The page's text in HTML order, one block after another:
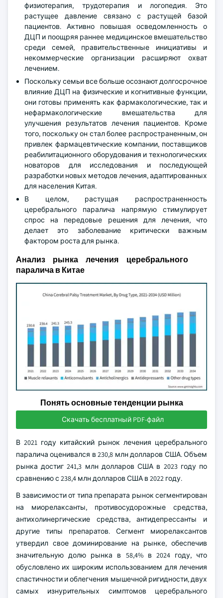
физиотерапия, трудотерапия и логопедия. Это
растущее давление связано с растущей базой
пациентов. Активно повышая осведомленность о
ДЦП и поощряя раннее медицинское вмешательство
среди семей, правительственные инициативы и
некоммерческие организации расширяют охват
лечением.
Поскольку семьи все больше осознают долгосрочное
влияние ДЦП на физические и когнитивные функции,
они готовы применять как фармакологические, так и
нефармакологические вмешательства для
улучшения результатов лечения пациентов. Кроме
того, поскольку он стал более распространенным, он
привлек фармацевтические компании, поставщиков
реабилитационного оборудования и технологических
новаторов для исследования и последующей
разработки новых методов лечения, адаптированных
для населения Китая.
В целом, растущая распространенность
церебрального паралича напрямую стимулирует
спрос на передовые решения для лечения, что
делает это заболевание критически важным
фактором роста для рынка.
Анализ рынка лечения церебрального
паралича в Китае
Понять основные тенденции рынка
Скачать бесплатный PDF-файл
В 2021 году китайский рынок лечения церебрального
паралича оценивался в 230,8 млн долларов США. Объем
рынка достиг 241,3 млн долларов США в 2023 году по
сравнению с 238,4 млн долларов США в 2022 году.
В зависимости от типа препарата рынок сегментирован
на миорелаксанты, противосудорожные средства,
антихолинергические средства, антидепрессанты и
другие типы препаратов. Сегмент миорелаксантов
утвердил свое доминирование на рынке, обеспечив
значительную долю рынка в 58,4% в 2024 году, что
обусловлено их широким использованием для лечения
спастичности и облегчения мышечной ригидности, двух
самых изнурительных симптомов церебрального